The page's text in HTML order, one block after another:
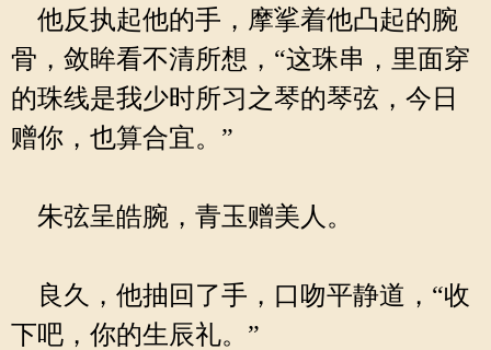
他反执起他的手，摩挲着他凸起的腕
骨，敛眸看不清所想，“这珠串，里面穿
的珠线是我少时所习之琴的琴弦，今日
赠你，也算合宜。”
朱弦呈皓腕，青玉赠美人。
良久，他抽回了手，口吻平静道，“收
下吧，你的生辰礼。”